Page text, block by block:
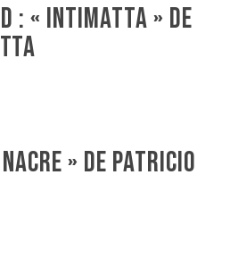
: « Intimatta » de
» de Patricio